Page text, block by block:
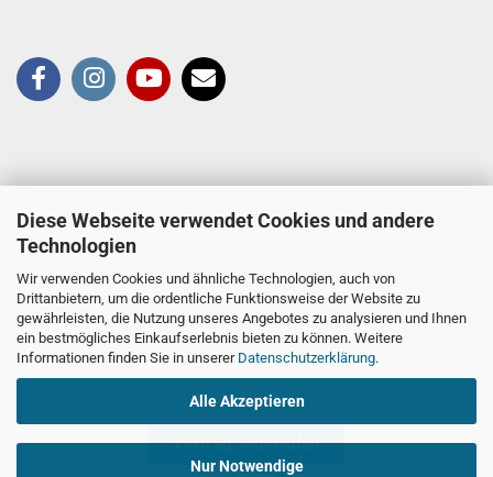
Diese Webseite verwendet Cookies und andere
Technologien
Wir verwenden Cookies und ähnliche Technologien, auch von
Drittanbietern, um die ordentliche Funktionsweise der Website zu
gewährleisten, die Nutzung unseres Angebotes zu analysieren und Ihnen
ein bestmögliches Einkaufserlebnis bieten zu können. Weitere
Informationen finden Sie in unserer Datenschutzerklärung.
Alle Akzeptieren
Nur Notwendige
Vertrag widerrufen